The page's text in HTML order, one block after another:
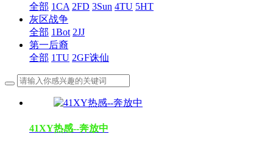
全部 1CA 2FD 3Sun 4TU 5HT
灰区战争
全部 1Bot 2JJ
第一后裔
全部 1TU 2GF诛仙
41XY热感--奔放中